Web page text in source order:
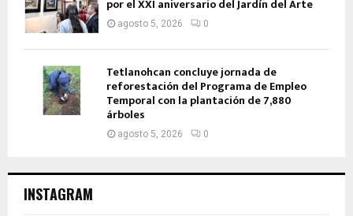
por el XXI aniversario del Jardín del Arte
agosto 5, 2026 0
Tetlanohcan concluye jornada de
reforestación del Programa de Empleo
Temporal con la plantación de 7,880
árboles
agosto 5, 2026 0
INSTAGRAM